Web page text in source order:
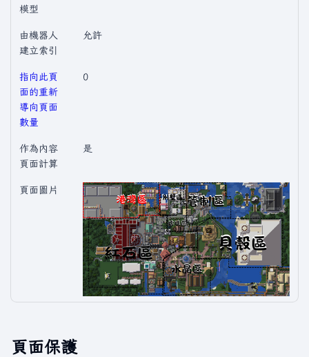
模型
由機器人
建立索引
允許
指向此頁
面的重新
導向頁面
數量
0
作為內容
頁面計算
是
頁面圖片
頁面保護